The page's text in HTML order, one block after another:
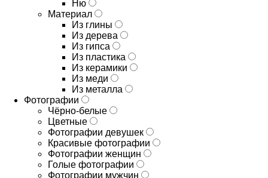
Ню
Материал
Из глины
Из дерева
Из гипса
Из пластика
Из керамики
Из меди
Из металла
Фотографии
Чёрно-белые
Цветные
Фотографии девушек
Красивые фотографии
Фотографии женщин
Голые фотографии
Фотографии мужчин